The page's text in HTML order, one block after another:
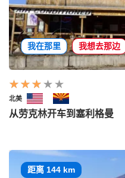
我在那里 我想去那边
北美
从劳克林开车到塞利格曼
距离 144 km